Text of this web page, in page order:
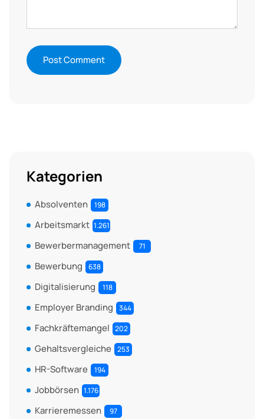
Kategorien
Absolventen 198
Arbeitsmarkt 1.261
Bewerbermanagement 71
Bewerbung 638
Digitalisierung 118
Employer Branding 344
Fachkräftemangel 202
Gehaltsvergleiche 253
HR-Software 194
Jobbörsen 1.176
Karrieremessen 97